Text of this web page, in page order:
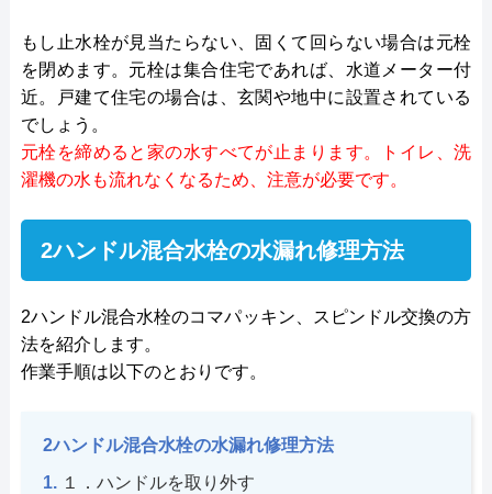
もし止水栓が見当たらない、固くて回らない場合は元栓
を閉めます。元栓は集合住宅であれば、水道メーター付
近。戸建て住宅の場合は、玄関や地中に設置されている
でしょう。
元栓を締めると家の水すべてが止まります。トイレ、洗
濯機の水も流れなくなるため、注意が必要です。
2ハンドル混合水栓の水漏れ修理方法
2ハンドル混合水栓のコマパッキン、スピンドル交換の方
法を紹介します。
作業手順は以下のとおりです。
2ハンドル混合水栓の水漏れ修理方法
１．ハンドルを取り外す